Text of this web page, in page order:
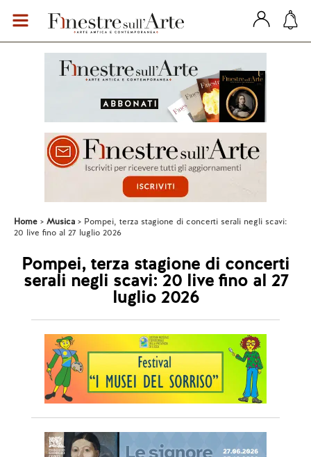
Home Musica
Pompei, terza stagione di concerti serali negli scavi:
20 live fino al 27 luglio 2026
Pompei, terza stagione di concerti
serali negli scavi: 20 live fino al 27
luglio 2026